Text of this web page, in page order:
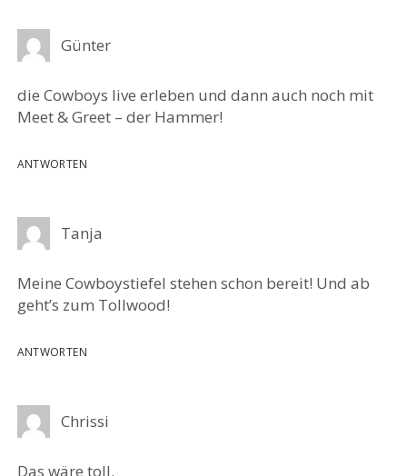
Günter
die Cowboys live erleben und dann auch noch mit
Meet & Greet – der Hammer!
ANTWORTEN
Tanja
Meine Cowboystiefel stehen schon bereit! Und ab
geht’s zum Tollwood!
ANTWORTEN
Chrissi
Das wäre toll.